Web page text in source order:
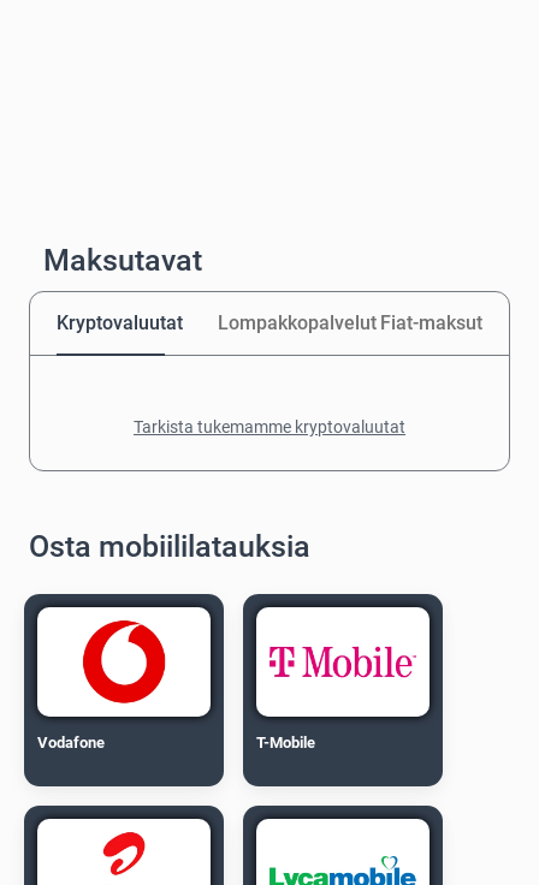
Maksutavat
Kryptovaluutat Lompakkopalvelut Fiat-maksut
Tarkista tukemamme kryptovaluutat
Osta mobiililatauksia
Vodafone T-Mobile